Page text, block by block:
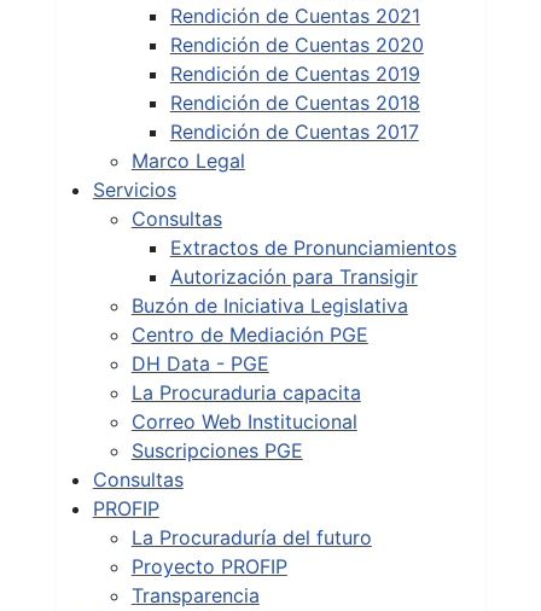
Rendición de Cuentas 2021
Rendición de Cuentas 2020
Rendición de Cuentas 2019
Rendición de Cuentas 2018
Rendición de Cuentas 2017
Marco Legal
Servicios
Consultas
Extractos de Pronunciamientos
Autorización para Transigir
Buzón de Iniciativa Legislativa
Centro de Mediación PGE
DH Data - PGE
La Procuraduria capacita
Correo Web Institucional
Suscripciones PGE
Consultas
PROFIP
La Procuraduría del futuro
Proyecto PROFIP
Transparencia